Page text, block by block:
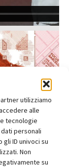
utilizziamo
alle
tecnologie
personali
ID univoci su
Non
su